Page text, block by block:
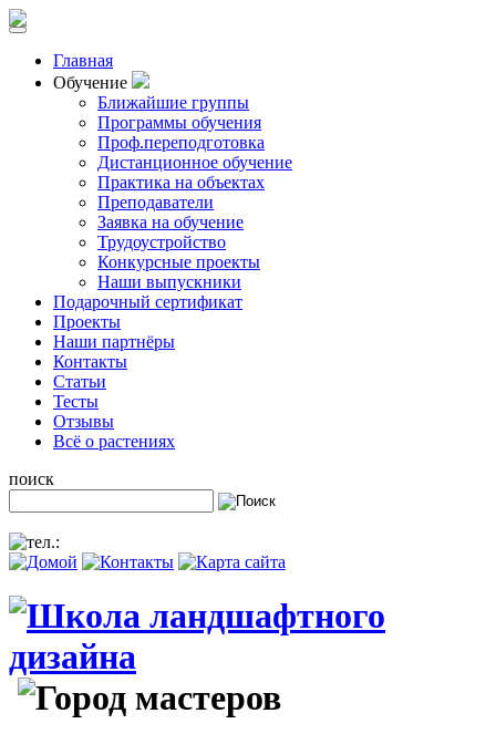
Главная
Обучение
Ближайшие группы
Программы обучения
Проф.переподготовка
Дистанционное обучение
Практика на объектах
Преподаватели
Заявка на обучение
Трудоустройство
Конкурсные проекты
Наши выпускники
Подарочный сертификат
Проекты
Наши партнёры
Контакты
Статьи
Тесты
Отзывы
Всё о растениях
поиск